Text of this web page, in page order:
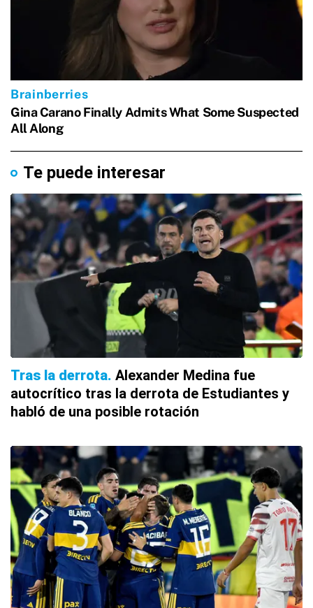
Te puede interesar
Tras la derrota Alexander Medina fue
autocrítico tras la derrota de Estudiantes y
habló de una posible rotación